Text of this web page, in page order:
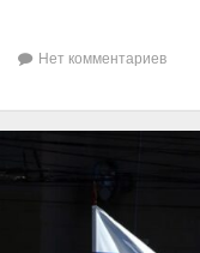
Нет комментариев